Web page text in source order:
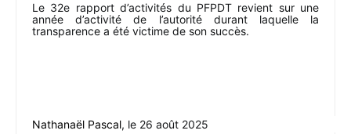
Le 32e rapport d’activités du PFPDT revient sur une
année d’activité de l’autorité durant laquelle la
transparence a été victime de son succès.
Nathanaël Pascal, le 26 août 2025